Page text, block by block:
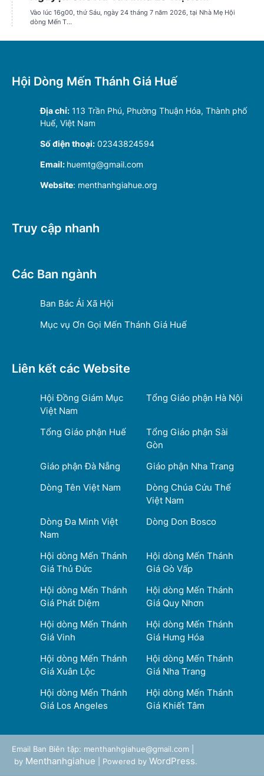
Hội Dòng Mến Thánh Giá Huế
Địa chỉ: 113 Trần Phú, Phường Thuận Hóa, Thành phố
Huế, Việt Nam
Số điện thoại: 02343824594
Email: huemtg@gmail.com
Website: menthanhgiahue.org
Truy cập nhanh
Các Ban ngành
Ban Bác Ái Xã Hội
Mục vụ Ơn Gọi Mến Thánh Giá Huế
Liên kết các Website
Hội Đồng Giám Mục
Việt Nam
Tổng Giáo phận Hà Nội
Tổng Giáo phận Huế
Tổng Giáo phận Sài
Gòn
Giáo phận Đà Nẵng
Giáo phận Nha Trang
Dòng Tên Việt Nam
Dòng Chúa Cứu Thế
Việt Nam
Dòng Đa Minh Việt
Nam
Dòng Don Bosco
Hội dòng Mến Thánh
Giá Thủ Đức
Hội dòng Mến Thánh
Giá Gò Vấp
Hội dòng Mến Thánh
Giá Phát Diệm
Hội dòng Mến Thánh
Giá Quy Nhơn
Hội dòng Mến Thánh
Giá Vinh
Hội dòng Mến Thánh
Giá Hưng Hóa
Hội dòng Mến Thánh
Giá Xuân Lộc
Hội dòng Mến Thánh
Giá Nha Trang
Hội dòng Mến Thánh
Giá Los Angeles
Hội dòng Mến Thánh
Giá Khiết Tâm
Email Ban Biên tập: menthanhgiahue@gmail.com |
by Menthanhgiahue | Powered by WordPress.